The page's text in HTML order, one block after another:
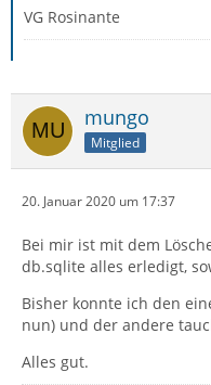
VG Rosinante
mungo
Mitglied
20. Januar 2020 um 17:37
Bei mir ist mit dem
db.sqlite alles erledigt,
Bisher konnte ich den
nun) und der andere
Alles gut.